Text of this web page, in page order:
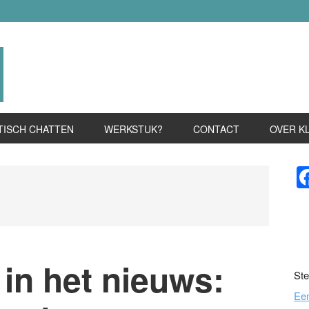
CHATTEN WERKSTUK? CONTACT OVER
het nieuws: